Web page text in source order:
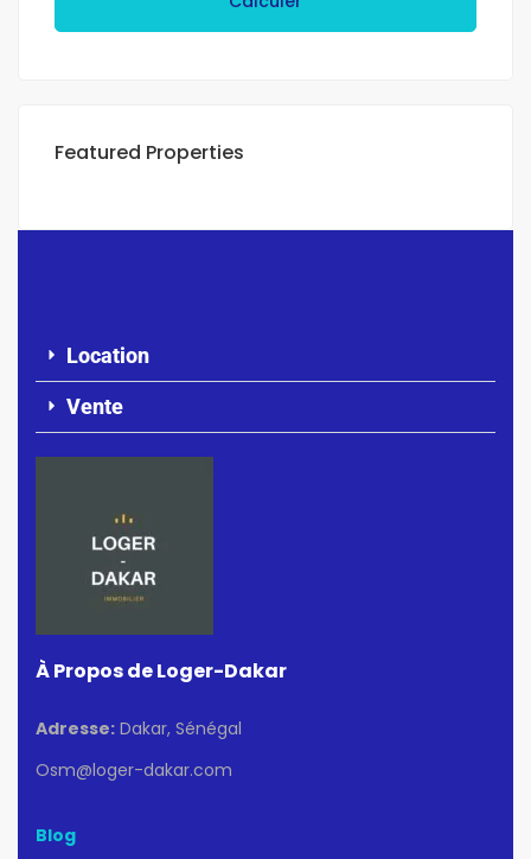
Featured Properties
Location
Vente
À Propos de Loger-Dakar
Adresse: Dakar, Sénégal
Osm@loger-dakar.com
Blog